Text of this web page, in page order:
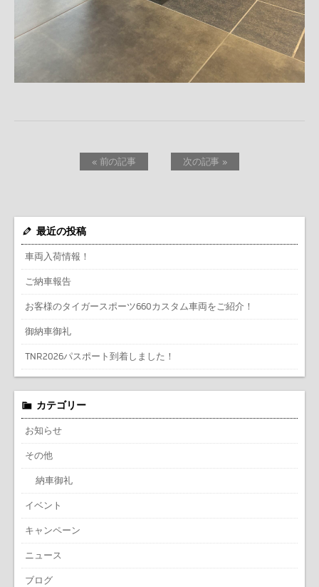
« 前の記事 次の記事 »
最近の投稿
車両入荷情報！
ご納車報告
お客様のタイガースポーツ660カスタム車両をご紹介！
御納車御礼
TNR2026パスポート到着しました！
カテゴリー
お知らせ
その他
納車御礼
イベント
キャンペーン
ニュース
ブログ